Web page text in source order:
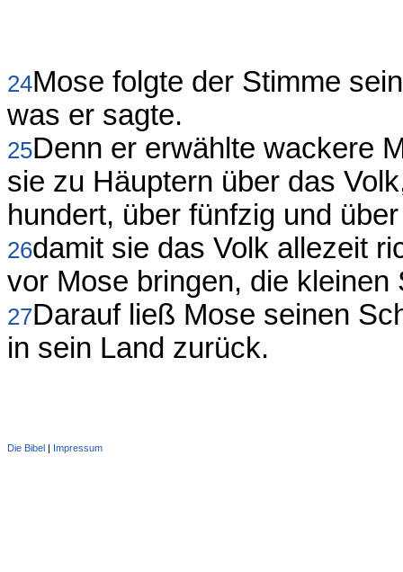
24Mose folgte der Stimme
was er sagte.
25Denn er erwählte wackere
sie zu Häuptern über das
hundert, über fünfzig und
26damit sie das Volk allezeit
vor Mose bringen, die
27Darauf ließ Mose seinen
in sein Land zurück.
Die Bibel Impressum